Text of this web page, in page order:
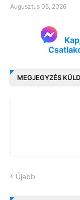
Augusztus 05, 2026
MEGJEGYZÉS
Újabb